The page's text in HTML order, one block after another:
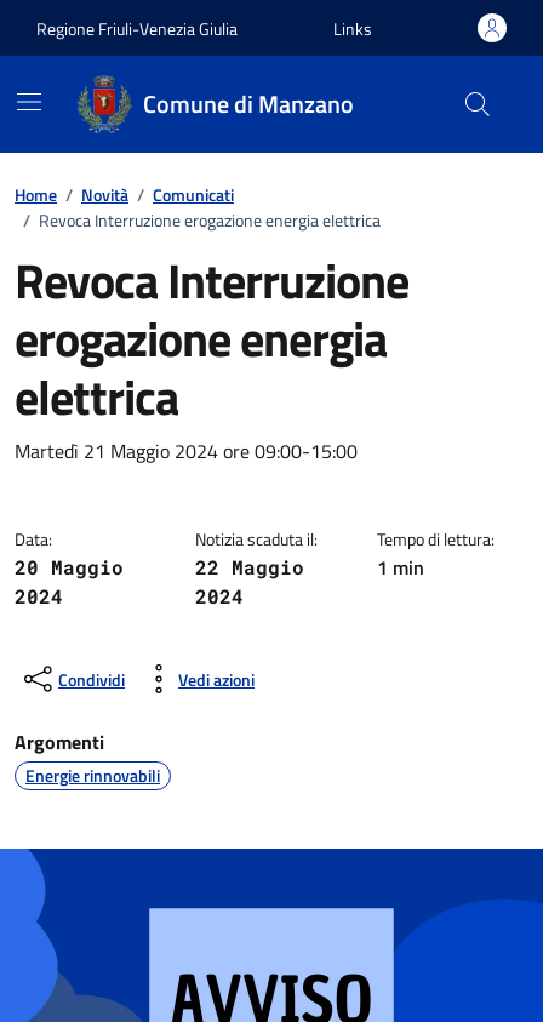
Regione Friuli-Venezia Giulia Links
Comune di Manzano
Home / Novità / Comunicati
/ Revoca Interruzione erogazione energia elettrica
Revoca Interruzione
erogazione energia
elettrica
Dettagli della notizia
Martedì 21 Maggio 2024 ore 09:00-15:00
Data:
20 Maggio
2024
Notizia scaduta il:
22 Maggio
2024
Tempo di lettura:
1 min
Condividi Vedi azioni
Argomenti
Energie rinnovabili